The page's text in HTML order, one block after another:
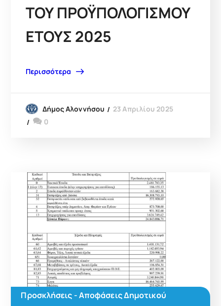
ΤΟΥ ΠΡΟΫΠΟΛΟΓΙΣΜΟΥ
ΕΤΟΥΣ 2025
Περισσότερα
Δήμος Αλοννήσου
23 Απριλίου 2025
0
Προσκλήσεις - Αποφάσεις Δημοτικού